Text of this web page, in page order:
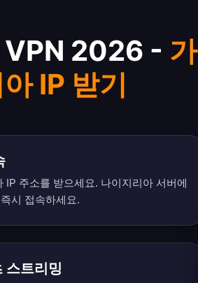
VPN 2026 - 가
IP 받기
IP 주소를 받으세요. 나이지리아 서버에
시 접속하세요.
스트리밍